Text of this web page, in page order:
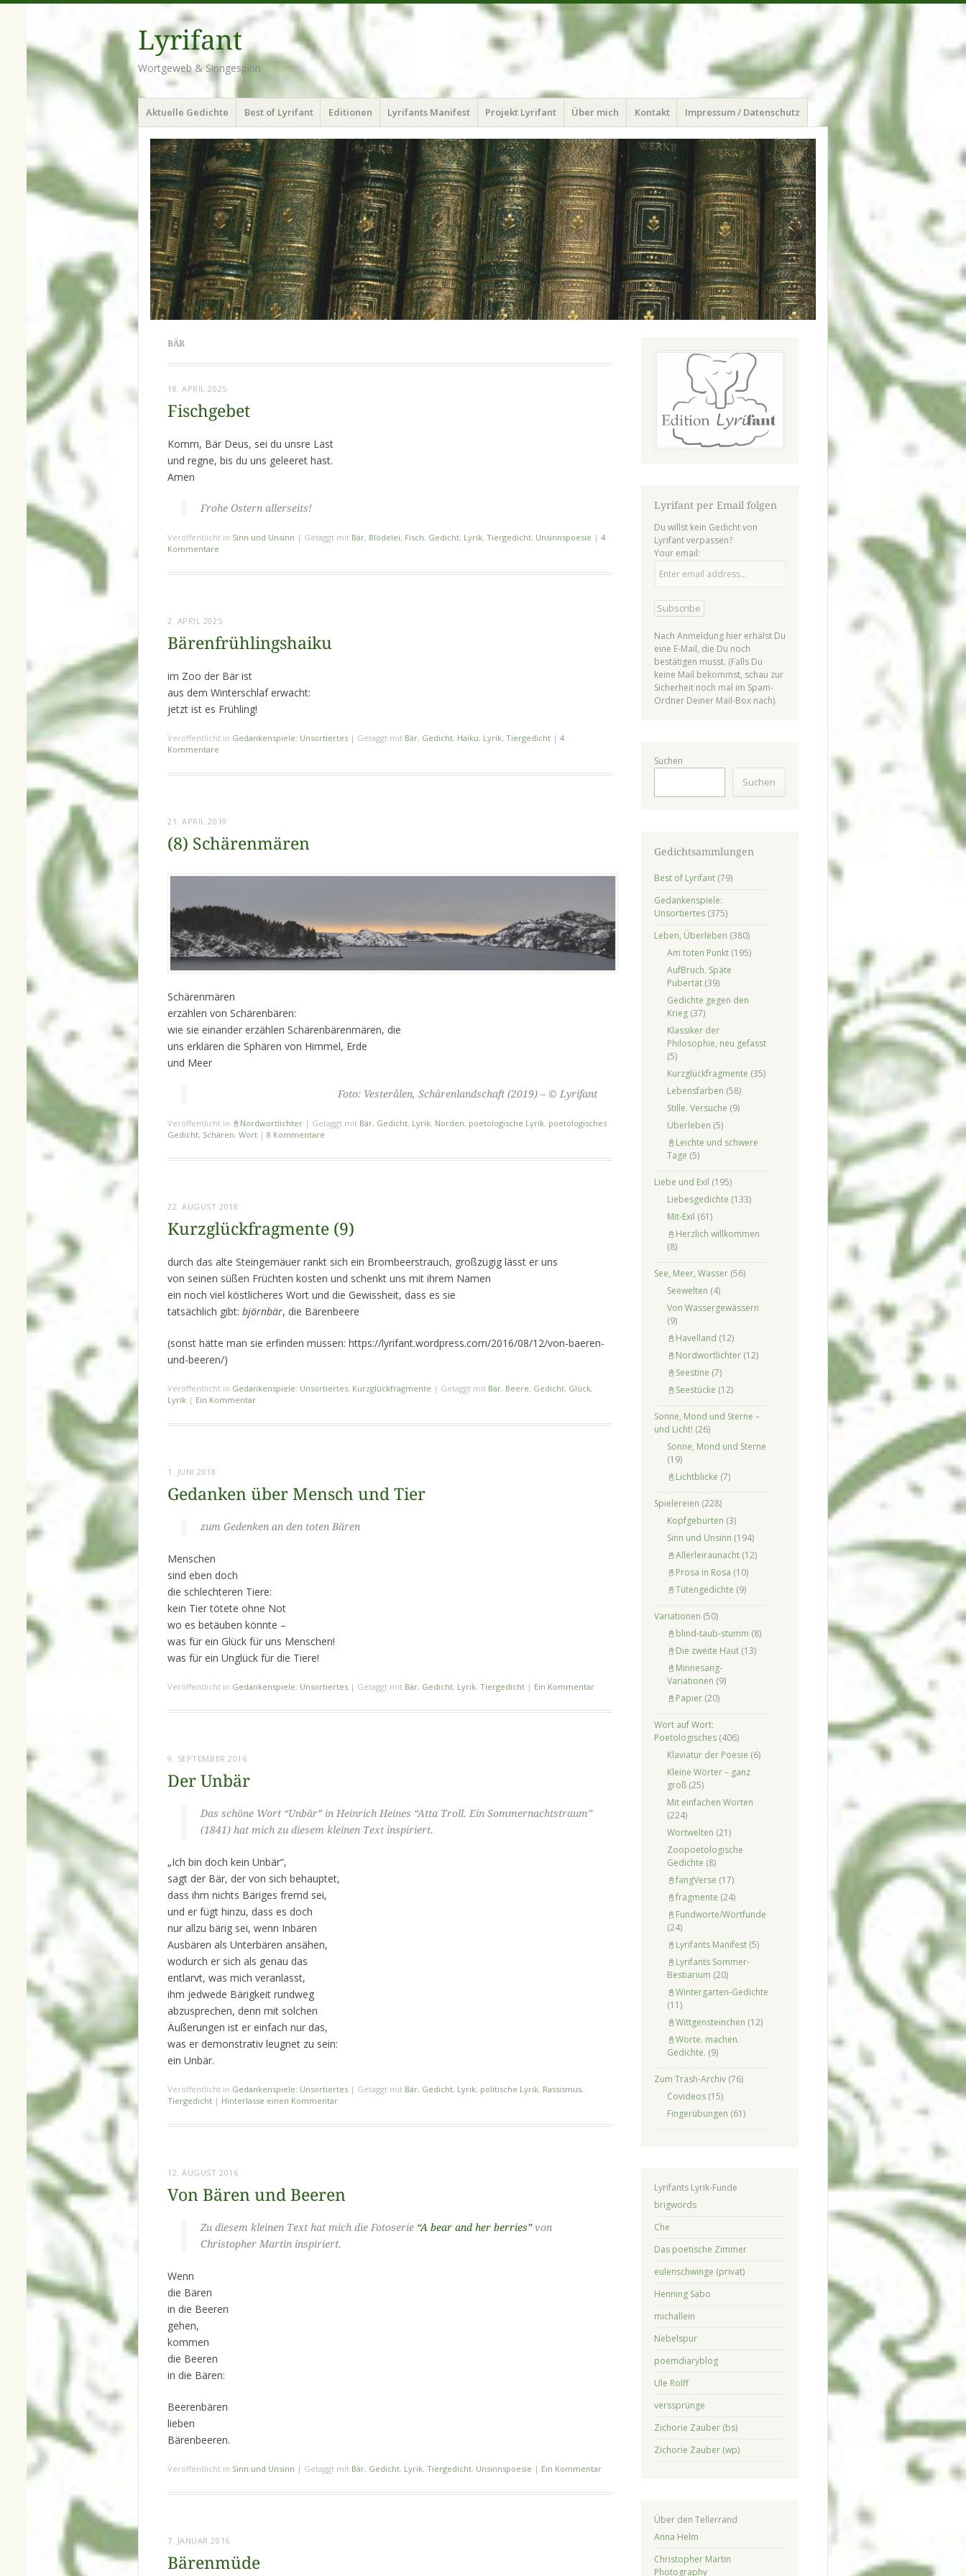
Lyrifant
Wortgeweb & Sinngespinn
Menü
Zum
Inhalt
springen
Aktuelle Gedichte Best of Lyrifant Editionen Lyrifants Manifest Projekt Lyrifant Über mich Kontakt Impressum / Datenschutz
BÄR
18. APRIL 2025
Fischgebet
Komm, Bär Deus, sei du unsre Last
und regne, bis du uns geleeret hast.
Amen
Frohe Ostern allerseits!
Veröffentlicht in Sinn und Unsinn | Getaggt mit Bär, Blödelei, Fisch, Gedicht, Lyrik, Tiergedicht, Unsinnspoesie | 4
Kommentare
2. APRIL 2025
Bärenfrühlingshaiku
im Zoo der Bär ist
aus dem Winterschlaf erwacht:
jetzt ist es Frühling!
Veröffentlicht in Gedankenspiele: Unsortiertes | Getaggt mit Bär, Gedicht, Haiku, Lyrik, Tiergedicht | 4
Kommentare
21. APRIL 2019
(8) Schärenmären
Schärenmären
erzählen von Schärenbären:
wie sie einander erzählen Schärenbärenmären, die
uns erklären die Sphären von Himmel, Erde
und Meer
Foto: Vesterålen, Schärenlandschaft (2019) – © Lyrifant
Veröffentlicht in 📓Nordwortlichter | Getaggt mit Bär, Gedicht, Lyrik, Norden, poetologische Lyrik, poetologisches
Gedicht, Schären, Wort | 8 Kommentare
22. AUGUST 2018
Kurzglückfragmente (9)
durch das alte Steingemäuer rankt sich ein Brombeerstrauch, großzügig lässt er uns
von seinen süßen Früchten kosten und schenkt uns mit ihrem Namen
ein noch viel köstlicheres Wort und die Gewissheit, dass es sie
tatsächlich gibt: björnbär, die Bärenbeere
(sonst hätte man sie erfinden müssen: https://lyrifant.wordpress.com/2016/08/12/von-baeren-
und-beeren/)
Veröffentlicht in Gedankenspiele: Unsortiertes, Kurzglückfragmente | Getaggt mit Bär, Beere, Gedicht, Glück,
Lyrik | Ein Kommentar
1. JUNI 2018
Gedanken über Mensch und Tier
zum Gedenken an den toten Bären
Menschen
sind eben doch
die schlechteren Tiere:
kein Tier tötete ohne Not
wo es betäuben könnte –
was für ein Glück für uns Menschen!
was für ein Unglück für die Tiere!
Veröffentlicht in Gedankenspiele: Unsortiertes | Getaggt mit Bär, Gedicht, Lyrik, Tiergedicht | Ein Kommentar
9. SEPTEMBER 2016
Der Unbär
Das schöne Wort “Unbär” in Heinrich Heines “Atta Troll. Ein Sommernachtstraum”
(1841) hat mich zu diesem kleinen Text inspiriert.
„Ich bin doch kein Unbär“,
sagt der Bär, der von sich behauptet,
dass ihm nichts Bäriges fremd sei,
und er fügt hinzu, dass es doch
nur allzu bärig sei, wenn Inbären
Ausbären als Unterbären ansähen,
wodurch er sich als genau das
entlarvt, was mich veranlasst,
ihm jedwede Bärigkeit rundweg
abzusprechen, denn mit solchen
Äußerungen ist er einfach nur das,
was er demonstrativ leugnet zu sein:
ein Unbär.
Veröffentlicht in Gedankenspiele: Unsortiertes | Getaggt mit Bär, Gedicht, Lyrik, politische Lyrik, Rassismus,
Tiergedicht | Hinterlasse einen Kommentar
12. AUGUST 2016
Von Bären und Beeren
Zu diesem kleinen Text hat mich die Fotoserie “A bear and her berries”von
Christopher Martin inspiriert.
Wenn
die Bären
in die Beeren
gehen,
kommen
die Beeren
in die Bären:
Beerenbären
lieben
Bärenbeeren.
Veröffentlicht in Sinn und Unsinn | Getaggt mit Bär, Gedicht, Lyrik, Tiergedicht, Unsinnspoesie | Ein Kommentar
7. JANUAR 2016
Bärenmüde
Lyrifant per Email folgen
Du willst kein Gedicht von
Lyrifant verpassen?
Your email:
Nach Anmeldung hier erhälst Du
eine E-Mail, die Du noch
bestätigen musst. (Falls Du
keine Mail bekommst, schau zur
Sicherheit noch mal im Spam-
Ordner Deiner Mail-Box nach).
Suchen
Suchen
Gedichtsammlungen
Best of Lyrifant(79)
Gedankenspiele:
Unsortiertes(375)
Leben, Überleben (380)
Am toten Punkt(195)
AufBruch. Späte
Pubertät(39)
Gedichte gegen den
Krieg(37)
Klassiker der
Philosophie, neu gefasst
(5)
Kurzglückfragmente (35)
Lebensfarben (58)
Stille. Versuche (9)
Überleben (5)
📓Leichte und schwere
Tage (5)
Liebe und Exil (195)
Liebesgedichte (133)
Mit-Exil (61)
📓Herzlich willkommen
(8)
See, Meer, Wasser(56)
Seewelten (4)
Von Wassergewässern
(9)
📓Havelland (12)
📓Nordwortlichter(12)
📓Seestine (7)
📓Seestücke (12)
Sonne, Mond und Sterne –
und Licht! (26)
Sonne, Mond und Sterne
(19)
📓Lichtblicke (7)
Spielereien (228)
Kopfgeburten (3)
Sinn und Unsinn (194)
📓Allerleiraunacht(12)
📓Prosa in Rosa (10)
📓Tütengedichte (9)
Variationen (50)
📓blind-taub-stumm (8)
📓Die zweite Haut(13)
📓Minnesang-
Variationen (9)
📓Papier(20)
Wort auf Wort:
Poetologisches(406)
Klaviatur der Poesie (6)
Kleine Wörter – ganz
groß(25)
Mit einfachen Worten
(224)
Wortwelten (21)
Zoopoetologische
Gedichte (8)
📓fangVerse (17)
📓fragmente (24)
📓Fundworte/Wortfunde
(24)
📓Lyrifants Manifest(5)
📓Lyrifants Sommer-
Bestiarium (20)
📓Wintergarten-Gedichte
(11)
📓Wittgensteinchen (12)
📓Worte. machen.
Gedichte. (9)
Zum Trash-Archiv(76)
Covideos(15)
Fingerübungen (61)
Lyrifants Lyrik-Funde
brigwords
Che
Das poetische Zimmer
eulenschwinge (privat)
Henning Sabo
michallein
Nebelspur
poemdiaryblog
Ule Rolff
verssprünge
Zichorie Zauber (bs)
Zichorie Zauber (wp)
Über den Tellerrand
Anna Helm
Christopher Martin
Photography